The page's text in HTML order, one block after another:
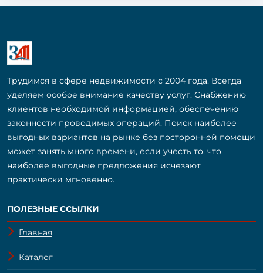
Трудимся в сфере недвижимости с 2004 года. Всегда
уделяем особое внимание качеству услуг. Снабжению
клиентов необходимой информацией, обеспечению
законности проводимых операций. Поиск наиболее
выгодных вариантов на рынке без посторонней помощи
может занять много времени, если учесть то, что
наиболее выгодные предложения исчезают
практически мгновенно.
ПОЛЕЗНЫЕ ССЫЛКИ
Главная
Каталог